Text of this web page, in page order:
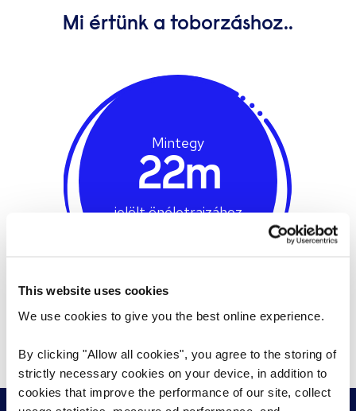
This website uses cookies
We use cookies to give you the best online experience.
By clicking "Allow all cookies", you agree to the storing of
strictly necessary cookies on your device, in addition to
cookies that improve the performance of our site, collect
Mi értünk a toborzáshoz..
Mintegy
22m
jelölt önéletrajzához
Prev Next